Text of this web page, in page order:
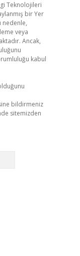
Teknolojileri
bir Yer
nedenle,
veya
Ancak,
kabul
bildirmeniz
sitemizden